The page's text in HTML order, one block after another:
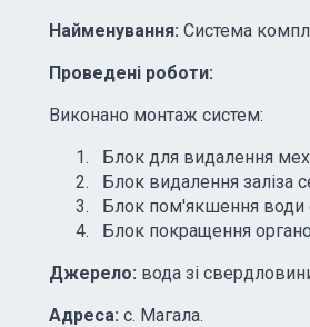
Найменування: Система
Проведені роботи:
Виконано монтаж систем:
Блок для видалення
Блок видалення заліза
Блок пом'якшення води
Блок покращення
Джерело: вода зі
Адреса: c. Магала.